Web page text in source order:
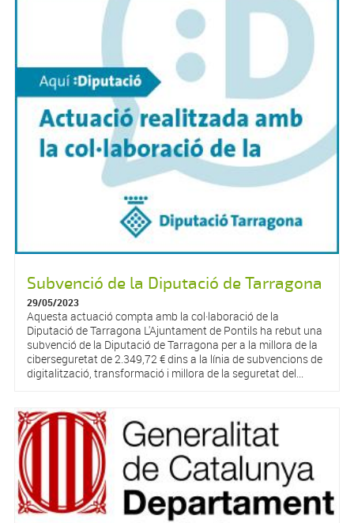
Subvenció de la Diputació de Tarragona
29/05/2023
Aquesta actuació compta amb la col·laboració de la
Diputació de Tarragona L'Ajuntament de Pontils ha rebut una
subvenció de la Diputació de Tarragona per a la millora de la
ciberseguretat de 2.349,72 € dins a la línia de subvencions de
digitalització, transformació i millora de la seguretat del...